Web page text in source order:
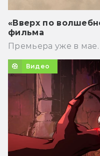
«Вверх по
фильма
Премьера уже в мае.
Видео